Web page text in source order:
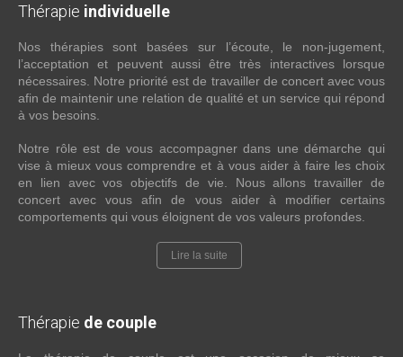
Thérapie individuelle
Nos thérapies sont basées sur l’écoute, le non-jugement,
l’acceptation et peuvent aussi être très interactives lorsque
nécessaires. Notre priorité est de travailler de concert avec vous
afin de maintenir une relation de qualité et un service qui répond
à vos besoins.
Notre rôle est de vous accompagner dans une démarche qui
vise à mieux vous comprendre et à vous aider à faire les choix
en lien avec vos objectifs de vie. Nous allons travailler de
concert avec vous afin de vous aider à modifier certains
comportements qui vous éloignent de vos valeurs profondes.
Lire la suite
Thérapie de couple